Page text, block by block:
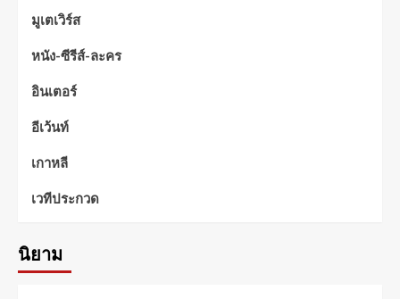
มูเตเวิร์ส
หนัง-ซีรีส์-ละคร
อินเตอร์
อีเว้นท์
เกาหลี
เวทีประกวด
นิยาม